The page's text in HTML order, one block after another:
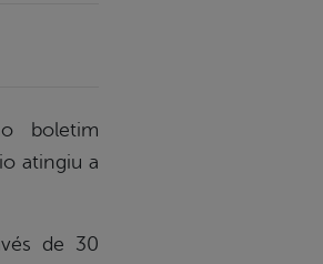
boletim
atingiu a
de 30